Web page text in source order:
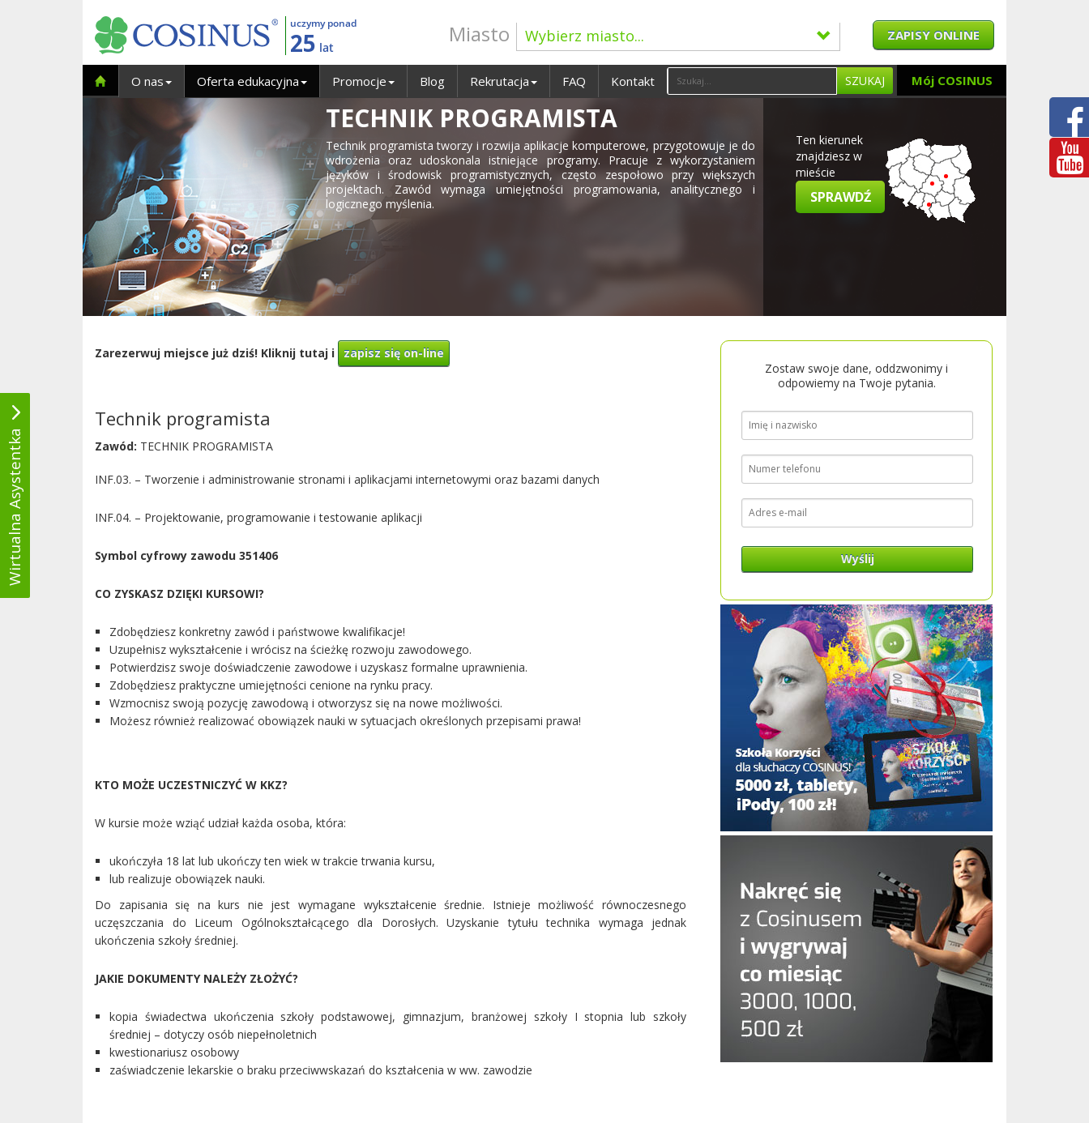
uczymy ponad
25 lat
Miasto Wybierz miasto... ZAPISY ONLINE
Mój COSINUS
O nas Oferta edukacyjna Promocje Blog Rekrutacja FAQ Kontakt SZUKAJ
TECHNIK PROGRAMISTA
Technik programista tworzy i rozwija aplikacje komputerowe, przygotowuje je do
wdrożenia oraz udoskonala istniejące programy. Pracuje z wykorzystaniem
języków i środowisk programistycznych, często zespołowo przy większych
projektach. Zawód wymaga umiejętności programowania, analitycznego i
logicznego myślenia.
Ten kierunek
znajdziesz w
mieście
SPRAWDŹ
Zarezerwuj miejsce już dziś! Kliknij tutaj i zapisz się on-line
Technik programista
Zawód: TECHNIK PROGRAMISTA
INF.03. – Tworzenie i administrowanie stronami i aplikacjami internetowymi oraz bazami danych
INF.04. – Projektowanie, programowanie i testowanie aplikacji
Symbol cyfrowy zawodu 351406
CO ZYSKASZ DZIĘKI KURSOWI?
Zdobędziesz konkretny zawód i państwowe kwalifikacje!
Uzupełnisz wykształcenie i wrócisz na ścieżkę rozwoju zawodowego.
Potwierdzisz swoje doświadczenie zawodowe i uzyskasz formalne uprawnienia.
Zdobędziesz praktyczne umiejętności cenione na rynku pracy.
Wzmocnisz swoją pozycję zawodową i otworzysz się na nowe możliwości.
Możesz również realizować obowiązek nauki w sytuacjach określonych przepisami prawa!
KTO MOŻE UCZESTNICZYĆ W KKZ?
W kursie może wziąć udział każda osoba, która:
ukończyła 18 lat lub ukończy ten wiek w trakcie trwania kursu,
lub realizuje obowiązek nauki.
Do zapisania się na kurs nie jest wymagane wykształcenie średnie. Istnieje możliwość równoczesnego
uczęszczania do Liceum Ogólnokształcącego dla Dorosłych. Uzyskanie tytułu technika wymaga jednak
ukończenia szkoły średniej.
JAKIE DOKUMENTY NALEŻY ZŁOŻYĆ?
kopia świadectwa ukończenia szkoły podstawowej, gimnazjum, branżowej szkoły I stopnia lub szkoły
średniej – dotyczy osób niepełnoletnich
kwestionariusz osobowy
zaświadczenie lekarskie o braku przeciwwskazań do kształcenia w ww. zawodzie
Zostaw swoje dane, oddzwonimy i
odpowiemy na Twoje pytania.
Wyślij
Wirtualna Asystentka